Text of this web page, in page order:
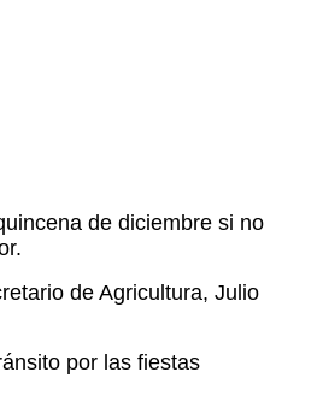
de diciembre si no
de Agricultura, Julio
por las fiestas